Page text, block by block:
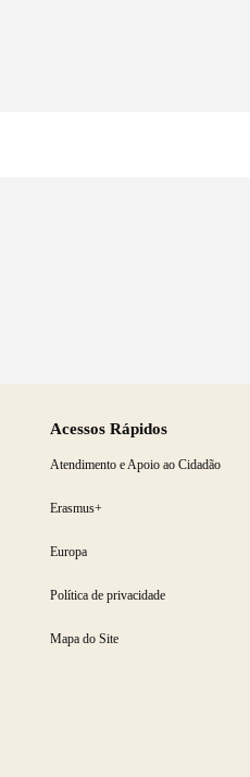
Acessos Rápidos
Atendimento e Apoio ao Cidadão
Erasmus+
Europa
Política de privacidade
Mapa do Site